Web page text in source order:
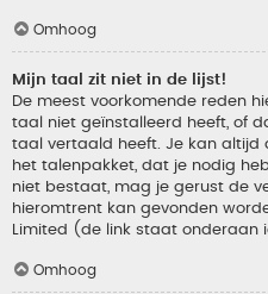
Omhoog
Mijn taal zit niet in de lijst!
De meest voorkomende reden
taal niet geïnstalleerd heeft, of
taal vertaald heeft. Je kan altijd
het talenpakket, dat je nodig
niet bestaat, mag je gerust de
hieromtrent kan gevonden
Limited (de link staat onderaan
Omhoog